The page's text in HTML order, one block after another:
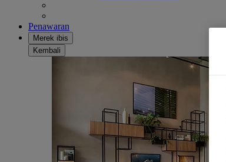
Penawaran
Merek ibis
Kembali